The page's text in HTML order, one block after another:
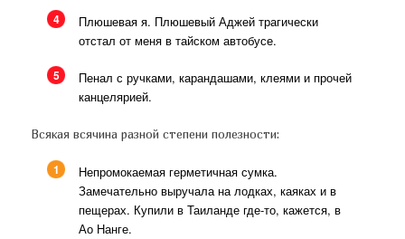
Плюшевая я. Плюшевый Аджей трагически
отстал от меня в тайском автобусе.
4
Пенал с ручками, карандашами, клеями и прочей
канцелярией.
5
Всякая всячина разной степени полезности:
Непромокаемая герметичная сумка.
Замечательно выручала на лодках, каяках и в
пещерах. Купили в Таиланде где-то, кажется, в
Ао Нанге.
1